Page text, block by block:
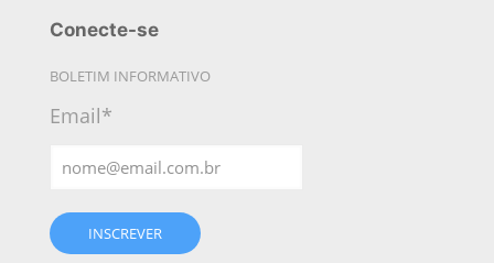
Conecte-se
BOLETIM INFORMATIVO
Email*
INSCREVER